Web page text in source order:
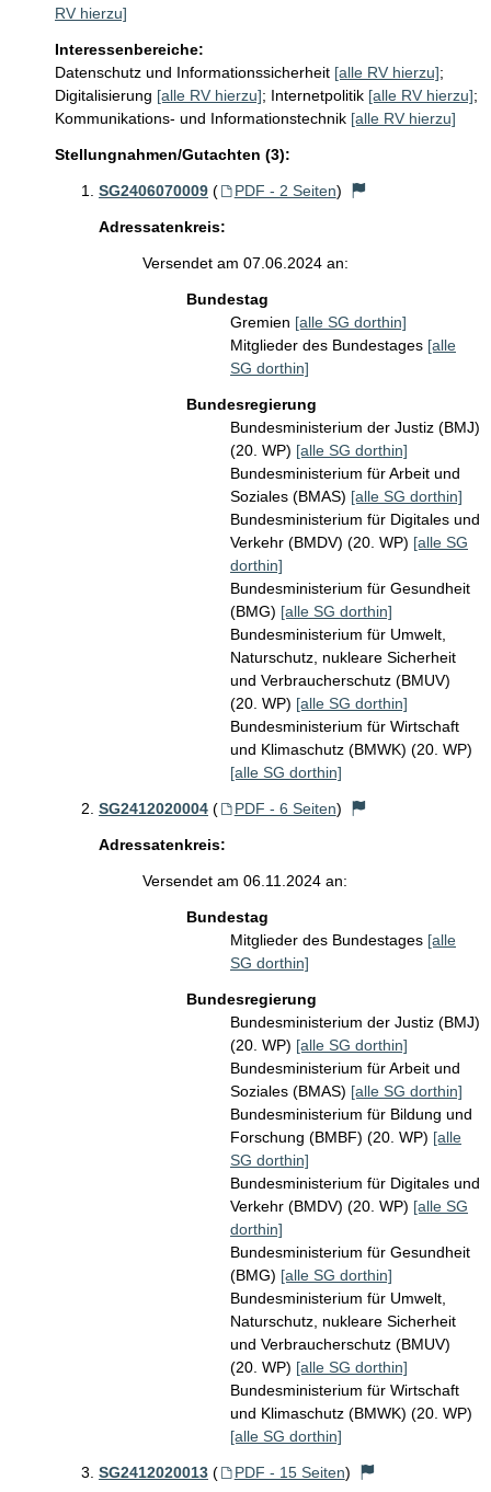
RV hierzu]
Interessenbereiche:
Datenschutz und Informationssicherheit [alle RV hierzu];
Digitalisierung [alle RV hierzu]; Internetpolitik [alle RV hierzu];
Kommunikations- und Informationstechnik [alle RV hierzu]
Stellungnahmen/Gutachten (3):
SG2406070009 ( PDF - 2 Seiten)
Adressatenkreis:
Versendet am 07.06.2024 an:
Bundestag
Gremien [alle SG dorthin]
Mitglieder des Bundestages [alle
SG dorthin]
Bundesregierung
Bundesministerium der Justiz (BMJ)
(20. WP) [alle SG dorthin]
Bundesministerium für Arbeit und
Soziales (BMAS) [alle SG dorthin]
Bundesministerium für Digitales und
Verkehr (BMDV) (20. WP) [alle SG
dorthin]
Bundesministerium für Gesundheit
(BMG) [alle SG dorthin]
Bundesministerium für Umwelt,
Naturschutz, nukleare Sicherheit
und Verbraucherschutz (BMUV)
(20. WP) [alle SG dorthin]
Bundesministerium für Wirtschaft
und Klimaschutz (BMWK) (20. WP)
[alle SG dorthin]
SG2412020004 ( PDF - 6 Seiten)
Adressatenkreis:
Versendet am 06.11.2024 an:
Bundestag
Mitglieder des Bundestages [alle
SG dorthin]
Bundesregierung
Bundesministerium der Justiz (BMJ)
(20. WP) [alle SG dorthin]
Bundesministerium für Arbeit und
Soziales (BMAS) [alle SG dorthin]
Bundesministerium für Bildung und
Forschung (BMBF) (20. WP) [alle
SG dorthin]
Bundesministerium für Digitales und
Verkehr (BMDV) (20. WP) [alle SG
dorthin]
Bundesministerium für Gesundheit
(BMG) [alle SG dorthin]
Bundesministerium für Umwelt,
Naturschutz, nukleare Sicherheit
und Verbraucherschutz (BMUV)
(20. WP) [alle SG dorthin]
Bundesministerium für Wirtschaft
und Klimaschutz (BMWK) (20. WP)
[alle SG dorthin]
SG2412020013 ( PDF - 15 Seiten)